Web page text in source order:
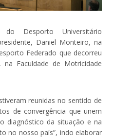
do Desporto Universitário
Daniel Monteiro, na
Federado que decorreu
Faculdade de Motricidade
reunidas no sentido de
de convergência que unem
diagnóstico da situação e na
no nosso país”, indo elaborar